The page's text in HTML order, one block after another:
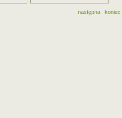
następna koniec